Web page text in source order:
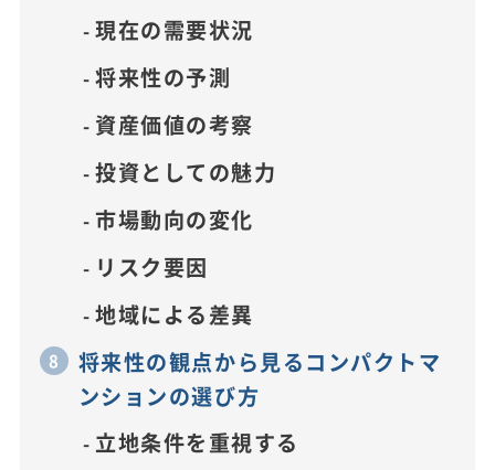
現在の需要状況
将来性の予測
資産価値の考察
投資としての魅力
市場動向の変化
リスク要因
地域による差異
将来性の観点から見るコンパクトマ
ンションの選び方
立地条件を重視する